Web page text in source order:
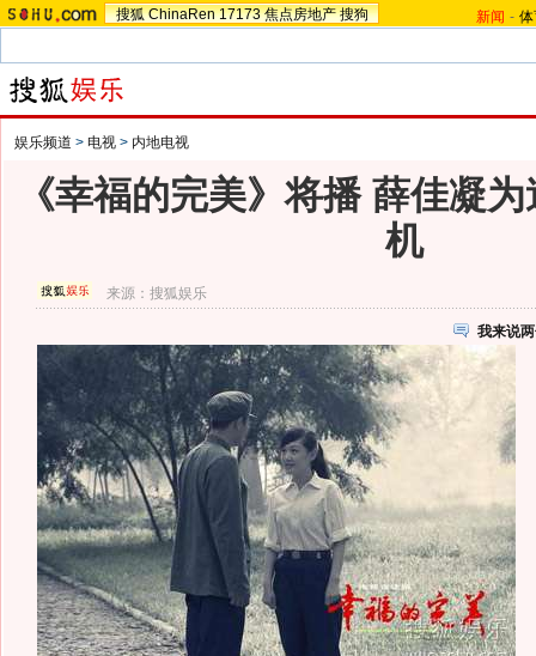
搜狐 ChinaRen 17173 焦点房地产 搜狗 新闻 -
娱乐频道 > 电视 > 内地电视
《幸福的完美》将播 薛佳凝
机
来源：搜狐娱乐
我来说